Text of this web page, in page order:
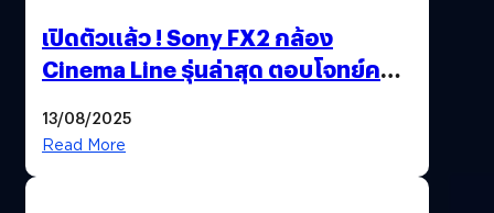
เปิดตัวแล้ว ! Sony FX2 กล้อง
Cinema Line รุ่นล่าสุด ตอบโจทย์ครี
13/08/2025
Read More